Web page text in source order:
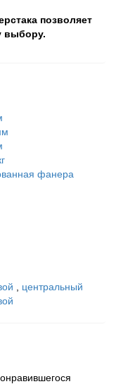
позволяет
выбору.
фанера
центральный